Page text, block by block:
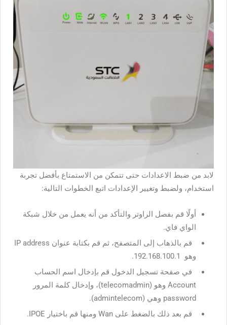
لابد من ضبط الاعدادات حتى تتمكن من الاستمتاع بأفضل تجربة
استخدام، ولضبط وتغيير الإعدادات اتبع الخطوات التالية:
أولًا قم بفصل الراوتر والتأكد من أنه يعمل من خلال شبكة
الواي فاي.
قم بالذهاب إلى المتصفح، ثم قم بكتابة عنوان IP address
وهو 192.168.100.1.
في صفحة تسجيل الدخول قم بإدخال اسم الحساب
Account وهو (telecomadmin)، وإدخال كلمة المرور
password وهي (admintelecom).
قم بعد ذلك بالضغط على Wan ومنها قم باختيار IPOE.